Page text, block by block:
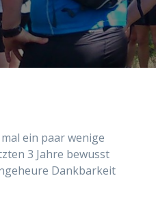
ein paar wenige
3 Jahre bewusst
Dankbarkeit